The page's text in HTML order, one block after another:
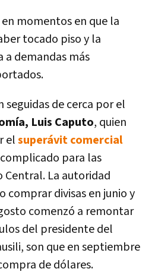
momentos en que la
tocado piso y la
a demandas más
seguidas de cerca por el
Luis Caputo, quien
elsuperávit comercial
para las
Central. La autoridad
comprar divisas en junio y
comenzó a remontar
del presidente del
son que en septiembre
de dólares.